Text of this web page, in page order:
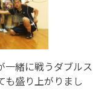
一緒に戦うダブルス
も盛り上がりまし